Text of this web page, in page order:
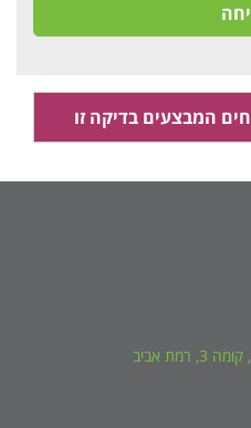
המבצעים בדיקה זו